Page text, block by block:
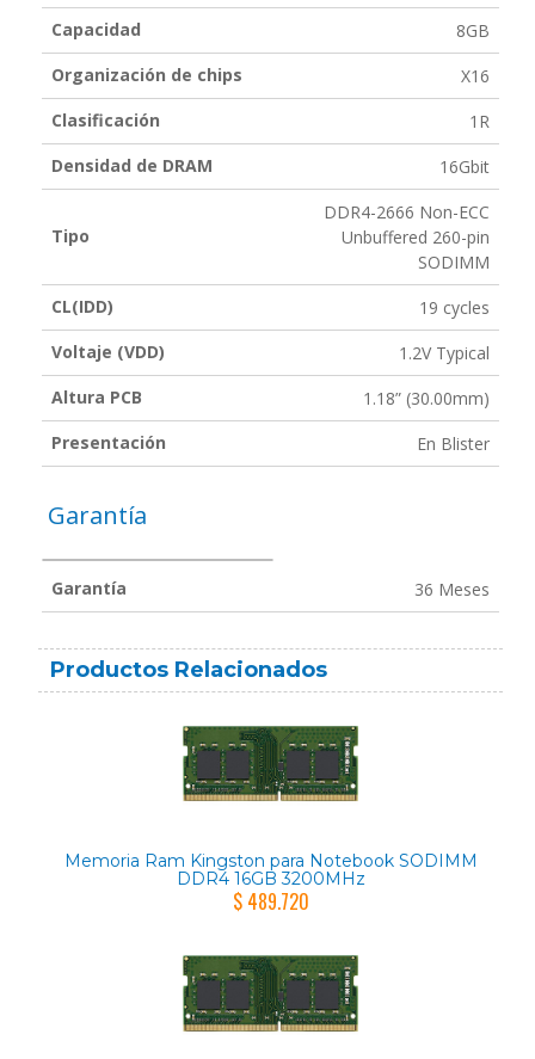
Capacidad
8GB
Organización de chips
X16
Clasificación
1R
Densidad de DRAM
16Gbit
Tipo
DDR4-2666 Non-ECC
Unbuffered 260-pin
SODIMM
CL(IDD)
19 cycles
Voltaje (VDD)
1.2V Typical
Altura PCB
1.18” (30.00mm)
Presentación
En Blister
Garantía
Garantía 36 Meses
Productos Relacionados
Memoria Ram Kingston para Notebook SODIMM
DDR4 16GB 3200MHz
$ 489.720